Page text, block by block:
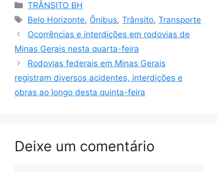
Categorias
TRÂNSITO BH
Tags
Belo Horizonte, Ônibus,Trânsito,Transporte
Ocorrências e interdições em rodovias de
Minas Gerais nesta quarta-feira
Rodovias federais em Minas Gerais
registram diversos acidentes, interdições e
obras ao longo desta quinta-feira
Deixe um comentário